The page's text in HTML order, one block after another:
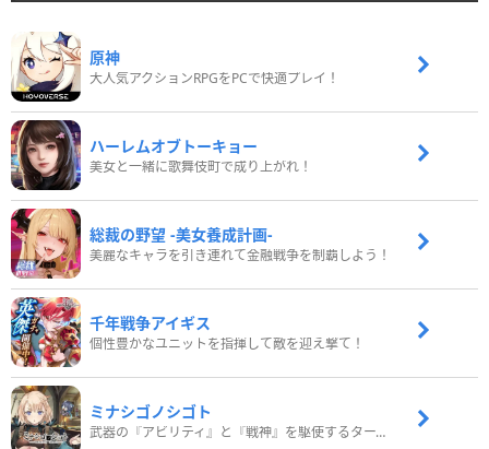
原神
大人気アクションRPGをPCで快適プレイ！
ハーレムオブトーキョー
美女と一緒に歌舞伎町で成り上がれ！
総裁の野望 -美女養成計画-
美麗なキャラを引き連れて金融戦争を制覇しよう！
千年戦争アイギス
個性豊かなユニットを指揮して敵を迎え撃て！
ミナシゴノシゴト
武器の『アビリティ』と『戦神』を駆使するターン制コマンドバトルRPG！